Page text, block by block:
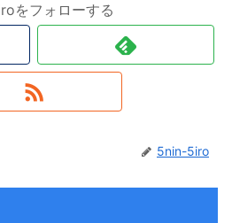
をフォローする
5nin-5iro